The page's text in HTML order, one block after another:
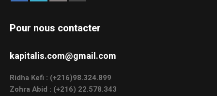
Pour nous contacter
kapitalis.com@gmail.com
Ridha Kefi : (+216)98.324.899
Zohra Abid : (+216) 22.578.343